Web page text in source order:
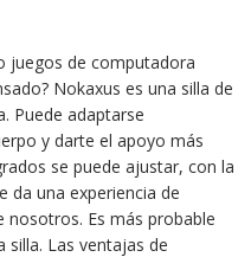
juegos de computadora
Nokaxus es una silla de
Puede adaptarse
y darte el apoyo más
se puede ajustar, con la
da una experiencia de
Es más probable
silla. Las ventajas de